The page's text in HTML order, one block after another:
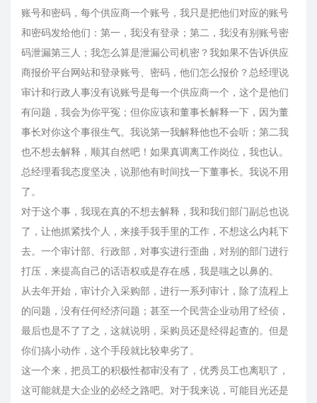
账号和密码，每个供应商一个账号，我只是把他们对应的账号
和密码发给他们：第一，我没有登录；第二，我没有别账号密
码泄漏第三人；我怎么算是泄漏公司机密？我如果不告诉供应
商报价平台网站和登录账号、密码，他们怎么报价？总经理说
审计和行政人事没有说账号是每一个供应商一个，这个是他们
有问题，我会为你平冤；但你应该和董事长解释一下，因为董
事长对你这个事很生气。我说第一我解释他也不会听；第二我
也不想去解释，顺其自然吧！如果真调离工作岗位，我也认。
总经理看我态度坚决，说那他有时间找一下董事长。我说不用
了。
对于这个事，我现在真的不想去解释，我和我们部门副总也说
了，让他抓紧找个人，来接手我手里的工作，不想这么内耗下
去。一个审计部、行政部，对事实进行歪曲，对别的部门进行
打压，来提高自己的话语权或是存在感，我是嗤之以鼻的。
从去年开始，审计介入采购部，进行一系列审计，除了流程上
的问题，没有任何经济问题；甚至一个民营企业动用了经侦，
最后也是不了了之，这就说明，采购员还是经得起查的。但是
你们搞小动作，这个手段就比较卑劣了。
这一个来，把员工的积极性都审没有了，优秀员工也离职了，
这可能就是大企业的必经之路吧。对于我来说，可能目光还是